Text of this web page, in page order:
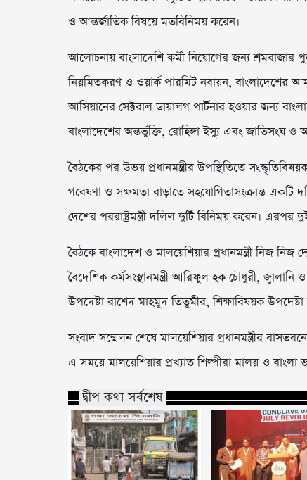
ও আন্তর্জাতিক বিষয়ে মতবিনিময় করেন।
আলোচনায় বাংলাদেশি কর্মী নিয়োগের জন্য শ্রমবাজার
নিয়মিতকরণ ও ওয়ার্ক পারমিট নবায়ন, বাংলাদেশের
আসিয়ানের সেক্টরাল ডায়ালগ পার্টনার হওয়ার জন্য
বাংলাদেশের অন্তর্ভুক্তি, রোহিঙ্গা ইস্যু এবং জাতিসংঘ
বৈঠকের পর উভয় প্রধানমন্ত্রীর উপস্থিতিতে
গবেষণা ও সক্ষমতা বাড়াতে সহযোগিতাসংক্রান্ত একটি
দেশের পররাষ্ট্রমন্ত্রী দলিল দুটি বিনিময় করেন। এরপর
বৈঠকে বাংলাদেশ ও মালয়েশিয়ার প্রধানমন্ত্রী নিজ নিজ
বৈদেশিক কর্মসংস্থানমন্ত্রী আরিফুল হক চৌধুরী, জ্বালানি
উপদেষ্টা রাশেদ মাহমুদ তিতুমীর, শিক্ষাবিষয়ক
সংবাদ সম্মেলন শেষে মালয়েশিয়ার প্রধানমন্ত্রীর
এ সময়ে মালয়েশিয়ার প্রখ্যাত শিল্পীরা মালয় ও বাংলা
দ্বীপ কথা সর্বশেষ